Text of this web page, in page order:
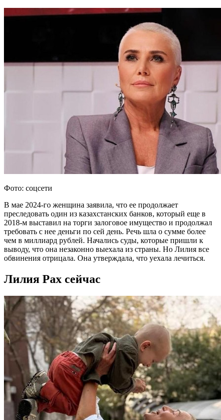
Фото: соцсети
В мае 2024-го женщина заявила, что ее продолжает
преследовать один из казахстанских банков, который еще в
2018-м выставил на торги залоговое имущество и продолжал
требовать с нее деньги по сей день. Речь шла о сумме более
чем в миллиард рублей. Начались суды, которые пришли к
выводу, что она незаконно выехала из страны. Но Лилия все
обвинения отрицала. Она утверждала, что уехала лечиться.
Лилия Рах сейчас